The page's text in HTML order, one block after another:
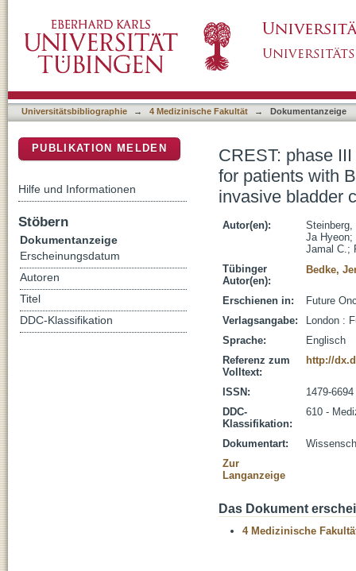
Calmette-Guérin-naïve high-risk non-
Universitätsbibliographie → 4 Medizinische Fakultät → Dokumentanzeige
CREST: phase
for patients with
invasive bladder
Autor(en):
Steinberg,
Ja Hyeon;
Jamal C.;
Tübinger
Autor(en):
Bedke,
Erschienen in:
Future
Verlagsangabe:
London :
Sprache:
Englisch
Referenz zum
Volltext:
http://
ISSN:
1479-6694
DDC-
Klassifikation:
610 -
Dokumentart:
Zur
Langanzeige
Das Dokument
4 Medizinische
PUBLIKATION MELDEN
Hilfe und Informationen
Stöbern
Dokumentanzeige
Erscheinungsdatum
Autoren
Titel
DDC-Klassifikation